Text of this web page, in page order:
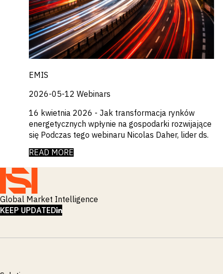
EMIS
2026-05-12 Webinars
16 kwietnia 2026 - Jak transformacja rynków
energetycznych wpłynie na gospodarki rozwijające
się Podczas tego webinaru Nicolas Daher, lider ds.
READ MORE
Global Market Intelligence
KEEP UPDATEDLINKEDIN